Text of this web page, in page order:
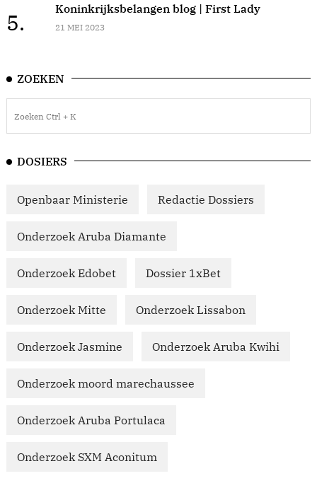
5.
Koninkrijksbelangen blog | First Lady
21 MEI 2023
ZOEKEN
DOSIERS
Openbaar Ministerie Redactie Dossiers
Onderzoek Aruba Diamante
Onderzoek Edobet Dossier 1xBet
Onderzoek Mitte Onderzoek Lissabon
Onderzoek Jasmine Onderzoek Aruba Kwihi
Onderzoek moord marechaussee
Onderzoek Aruba Portulaca
Onderzoek SXM Aconitum